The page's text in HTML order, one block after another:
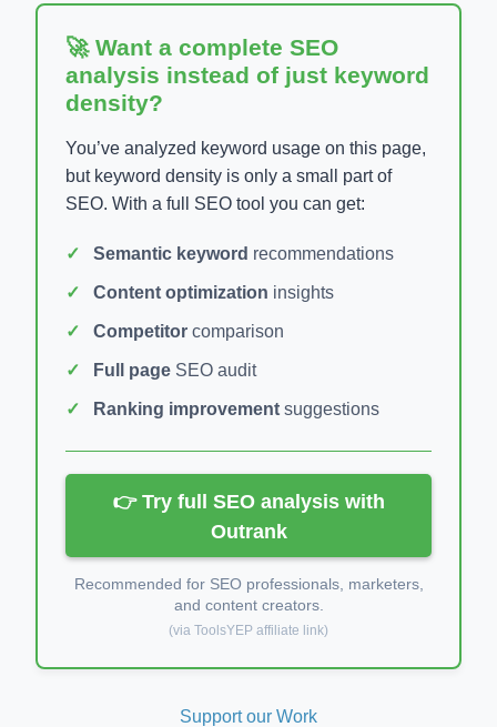
🚀 Want a complete SEO
analysis instead of just keyword
density?
You’ve analyzed keyword usage on this page,
but keyword density is only a small part of
SEO. With a full SEO tool you can get:
Semantic keyword recommendations
Content optimization insights
Competitor comparison
Full page SEO audit
Ranking improvement suggestions
👉 Try full SEO analysis with
Outrank
Recommended for SEO professionals, marketers,
and content creators.
(via ToolsYEP affiliate link)
Support our Work